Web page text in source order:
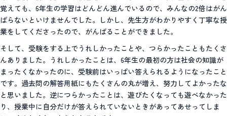
覚えても、6年生の学習はどんどん進んでいるので、みんなの2倍はがん
ばらないといけませんでした。しかし、先生方がわかりやすく丁寧な授
業をしてくださったので、がんばることができました。
そして、受験をする上でうれしかったことや、つらかったこともたくさ
んありました。うれしかったことは、6年生の最初の方は社会の知識が
まったくなかったのに、受験前はいっぱい答えられるようになったこと
です。過去問の解答用紙にもたくさんの丸が増え、努力してよかったな
と思いました。逆につらかったことは、遊びたくなっても遊べなかった
り、授業中に自分だけが答えられていないときがあってあせってしま